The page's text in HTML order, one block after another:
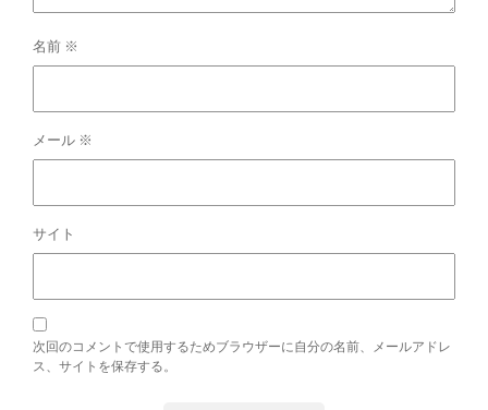
名前 ※
メール ※
サイト
次回のコメントで使用するためブラウザーに自分の名前、メールアドレ
ス、サイトを保存する。